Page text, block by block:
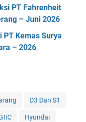
PT Fahrenheit
– Juni 2026
PT Kemas Surya
– 2026
D3 Dan S1
Hyundai